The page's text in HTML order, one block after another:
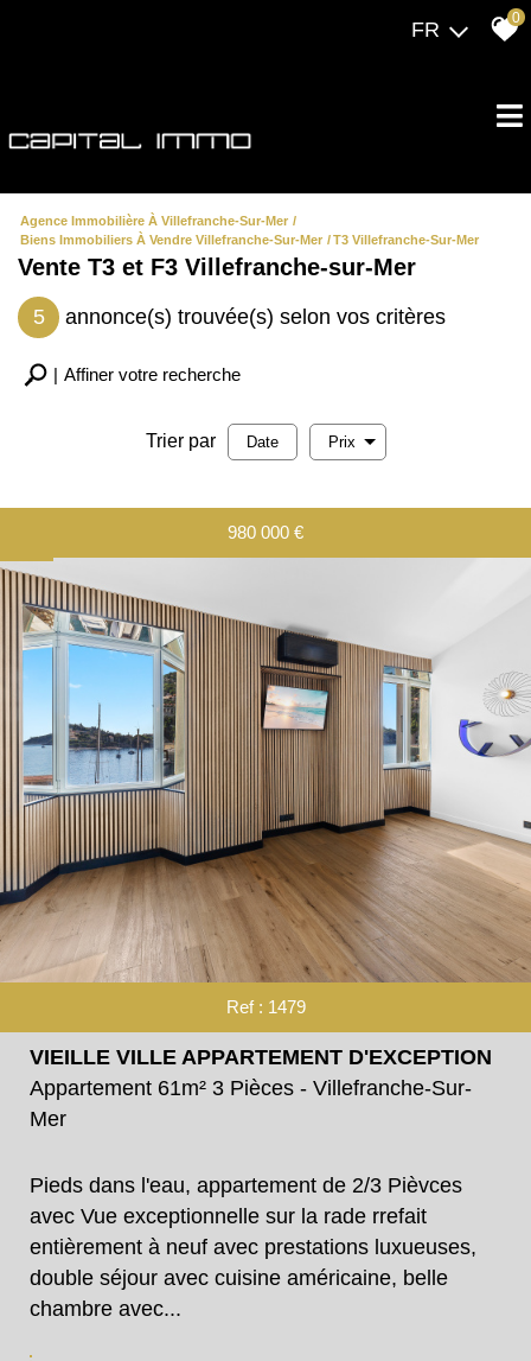
FR 0
Agence Immobilière À Villefranche-Sur-Mer
Biens Immobiliers À Vendre Villefranche-Sur-Mer
T3 Villefranche-Sur-Mer
Vente T3 et F3 Villefranche-sur-Mer
5 annonce(s) trouvée(s) selon vos critères
Affiner votre recherche
5KM 10KM 25KM
Critères supplémentaires
Piscine Parking Terrasse
RECHERCHER
+ de critères +
Trier par Date Prix
980 000 €
Ref : 1479
VIEILLE VILLE APPARTEMENT D'EXCEPTION
Appartement 61m² 3 Pièces - Villefranche-Sur-
Mer
Pieds dans l'eau, appartement de 2/3 Pièvces
avec Vue exceptionnelle sur la rade rrefait
entièrement à neuf avec prestations luxueuses,
double séjour avec cuisine américaine, belle
chambre avec...